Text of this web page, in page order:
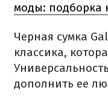
моды: подборка
Черная сумка
классика,
дополнить ее